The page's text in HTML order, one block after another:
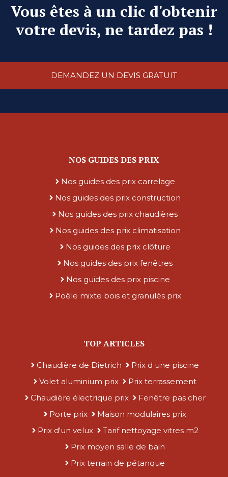
Vous êtes à un clic d'obtenir
votre devis, ne tardez pas !
DEMANDEZ UN DEVIS GRATUIT
NOS GUIDES DES PRIX
Nos guides des prix carrelage
Nos guides des prix construction
Nos guides des prix chaudières
Nos guides des prix climatisation
Nos guides des prix clôture
Nos guides des prix fenêtres
Nos guides des prix piscine
Poêle mixte bois et granulés prix
TOP ARTICLES
Chaudière de Dietrich
Prix d une piscine
Volet aluminium prix
Prix terrassement
Chaudière électrique prix
Fenêtre pas cher
Porte prix
Maison modulaires prix
Prix d'un velux
Tarif nettoyage vitres m2
Prix moyen salle de bain
Prix terrain de pétanque